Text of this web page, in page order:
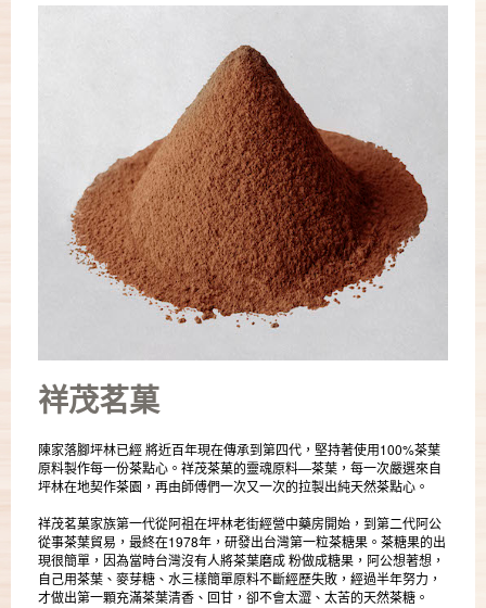
祥茂茗菓
陳家落腳坪林已經 將近百年現在傳承到第四代，堅持著使用100%茶葉
原料製作每一份茶點心。祥茂茶菓的靈魂原料—茶葉，每一次嚴選來自
坪林在地契作茶園，再由師傅們一次又一次的拉製出純天然茶點心。
祥茂茗菓家族第一代從阿祖在坪林老街經營中藥房開始，到第二代阿公
從事茶葉貿易，最終在1978年，研發出台灣第一粒茶糖果。茶糖果的出
現很簡單，因為當時台灣沒有人將茶葉磨成 粉做成糖果，阿公想著想，
自己用茶葉、麥芽糖、水三樣簡單原料不斷經歷失敗，經過半年努力，
才做出第一顆充滿茶葉清香、回甘，卻不會太澀、太苦的天然茶糖。